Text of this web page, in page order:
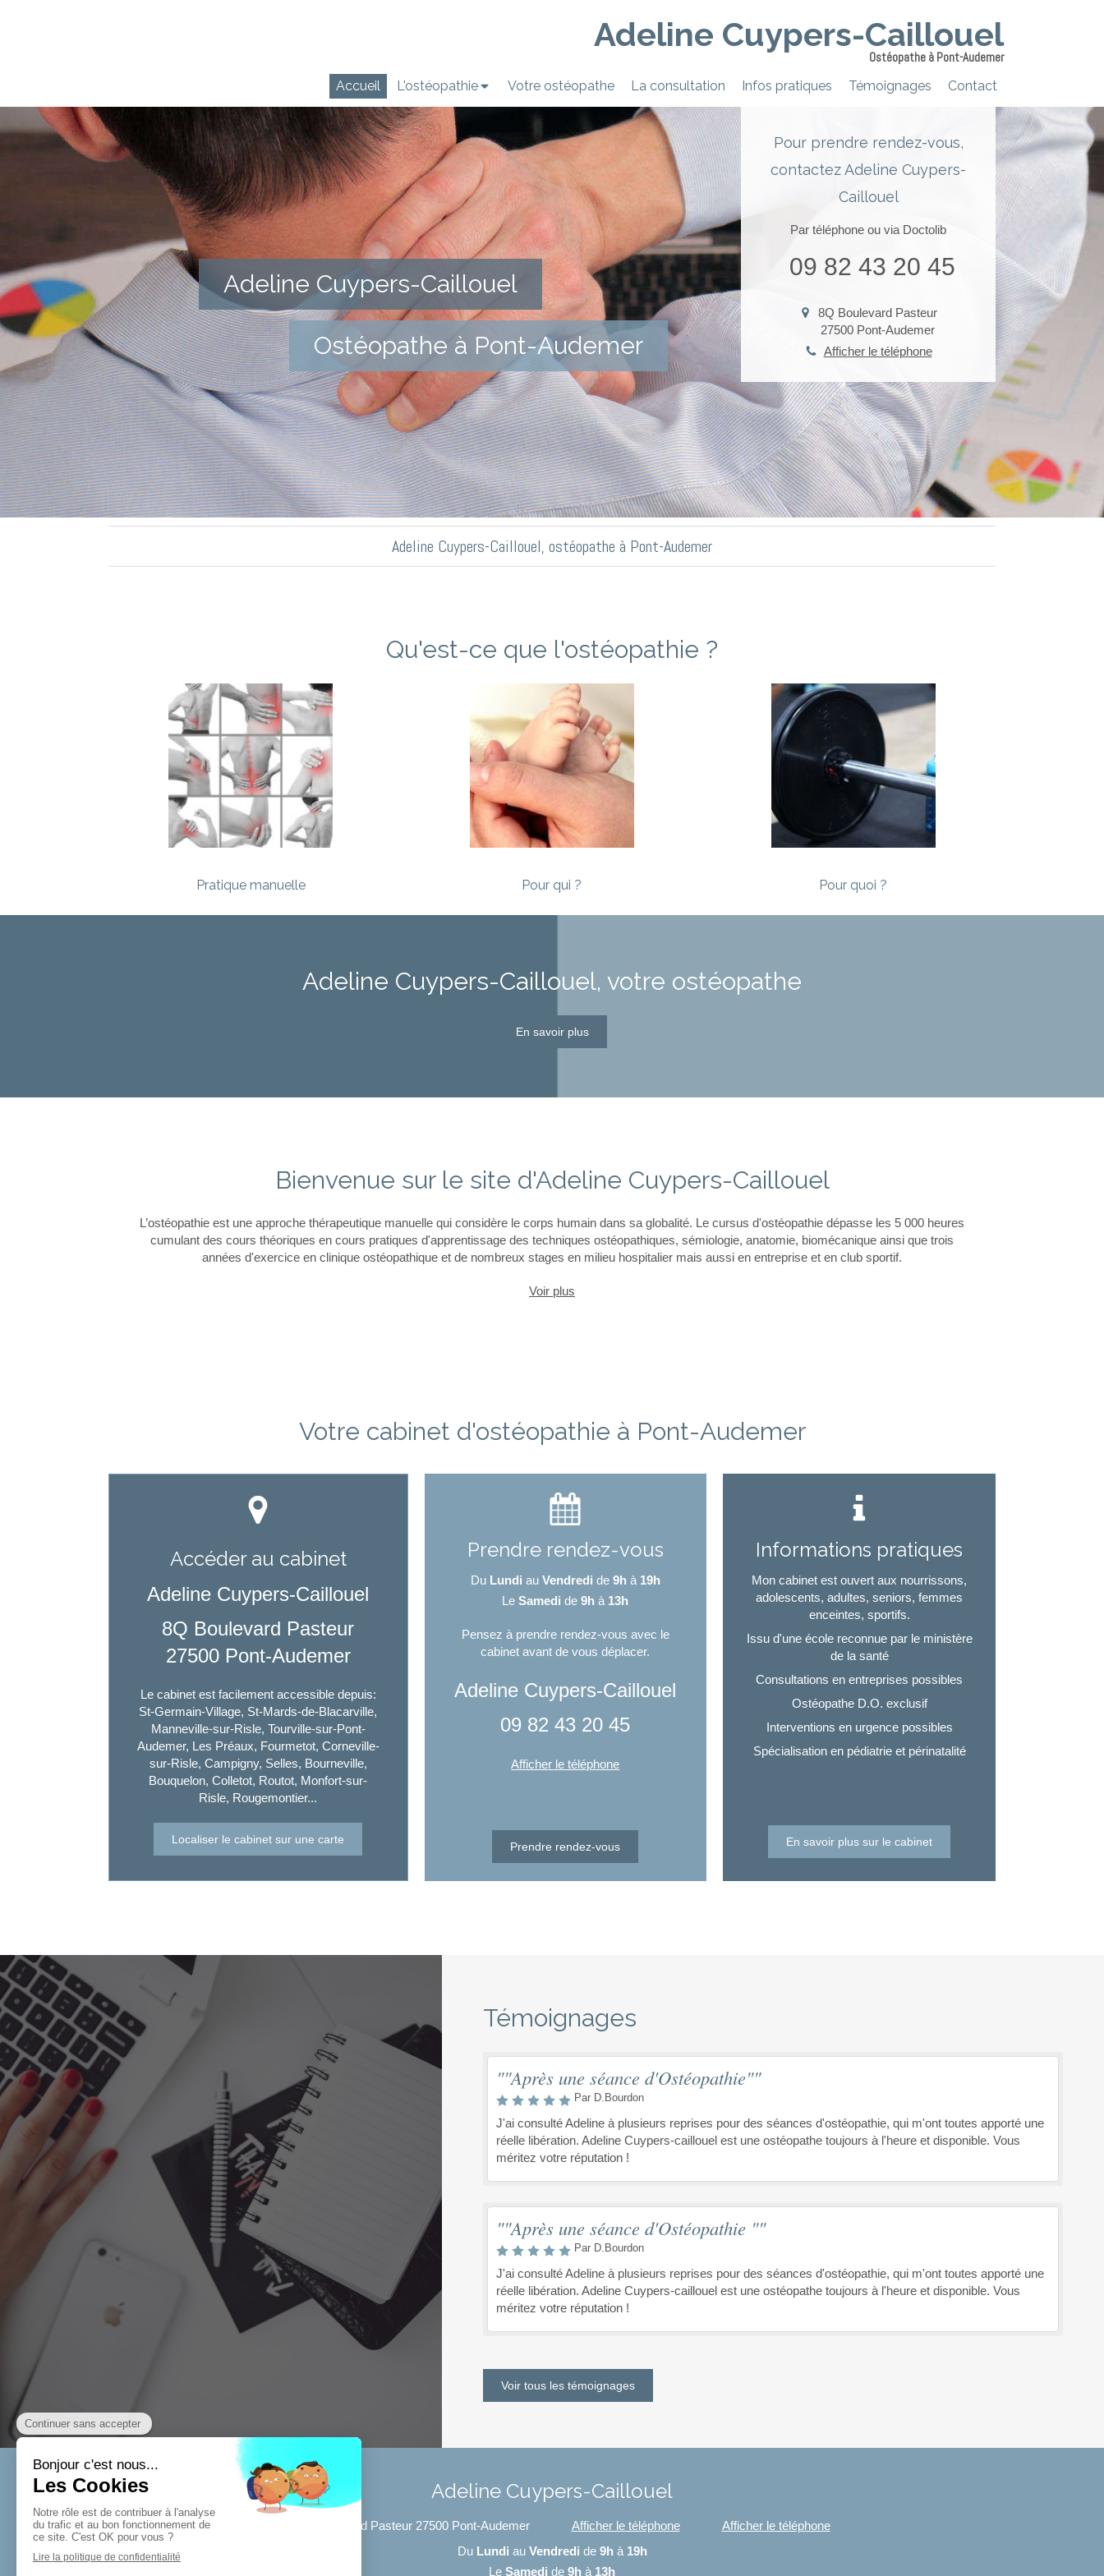
Adeline Cuypers-Caillouel
Ostéopathe à Pont-Audemer
Accueil
L'ostéopathie Votre ostéopathe La consultation Infos pratiques Témoignages Contact
Pour prendre rendez-vous,
contactez Adeline Cuypers-
Caillouel
Par téléphone ou via Doctolib
09 82 43 20 45
8Q Boulevard Pasteur
27500 Pont-Audemer
Afficher le téléphone
Adeline Cuypers-Caillouel
Ostéopathe à Pont-Audemer
Adeline Cuypers-Caillouel, ostéopathe à Pont-Audemer
Qu'est-ce que l'ostéopathie ?
Pratique manuelle Pour qui ? Pour quoi ?
Adeline Cuypers-Caillouel, votre ostéopathe
En savoir plus
Bienvenue sur le site d'Adeline Cuypers-Caillouel
L’ostéopathie est une approche thérapeutique manuelle qui considère le corps humain dans sa globalité. Le cursus d'ostéopathie dépasse les 5 000 heures
cumulant des cours théoriques en cours pratiques d'apprentissage des techniques ostéopathiques, sémiologie, anatomie, biomécanique ainsi que trois
années d'exercice en clinique ostéopathique et de nombreux stages en milieu hospitalier mais aussi en entreprise et en club sportif.
Voir plus
Votre cabinet d'ostéopathie à Pont-Audemer
Accéder au cabinet
Adeline Cuypers-Caillouel
8Q Boulevard Pasteur
27500 Pont-Audemer
Le cabinet est facilement accessible depuis:
St-Germain-Village, St-Mards-de-Blacarville,
Manneville-sur-Risle, Tourville-sur-Pont-
Audemer, Les Préaux, Fourmetot, Corneville-
sur-Risle, Campigny, Selles, Bourneville,
Bouquelon, Colletot, Routot, Monfort-sur-
Risle, Rougemontier...
Localiser le cabinet sur une carte
Prendre rendez-vous
Du Lundi au Vendredi de 9hà 19h
LeSamedi de9h à 13h
Pensez à prendre rendez-vous avec le
cabinet avant de vous déplacer.
Adeline Cuypers-Caillouel
09 82 43 20 45
Afficher le téléphone
Prendre rendez-vous
Informations pratiques
Mon cabinet est ouvert aux nourrissons,
adolescents, adultes, seniors, femmes
enceintes, sportifs.
Issu d'une école reconnue par le ministère
de la santé
Consultations en entreprises possibles
Ostéopathe D.O. exclusif
Interventions en urgence possibles
Spécialisation en pédiatrie et périnatalité
En savoir plus sur le cabinet
Témoignages
""Après une séance d'Ostéopathie""
Par D.Bourdon
J'ai consulté Adeline à plusieurs reprises pour des séances d'ostéopathie, qui m'ont toutes apporté une
réelle libération. Adeline Cuypers-caillouel est une ostéopathe toujours à l'heure et disponible. Vous
méritez votre réputation !
""Après une séance d'Ostéopathie ""
Par D.Bourdon
J'ai consulté Adeline à plusieurs reprises pour des séances d'ostéopathie, qui m'ont toutes apporté une
réelle libération. Adeline Cuypers-caillouel est une ostéopathe toujours à l'heure et disponible. Vous
méritez votre réputation !
Voir tous les témoignages
Adeline Cuypers-Caillouel
8Q Boulevard Pasteur 27500 Pont-Audemer Afficher le téléphone
Afficher le téléphone
Du Lundi au Vendredi de 9hà 19h
Le Samedi de 9h à 13h